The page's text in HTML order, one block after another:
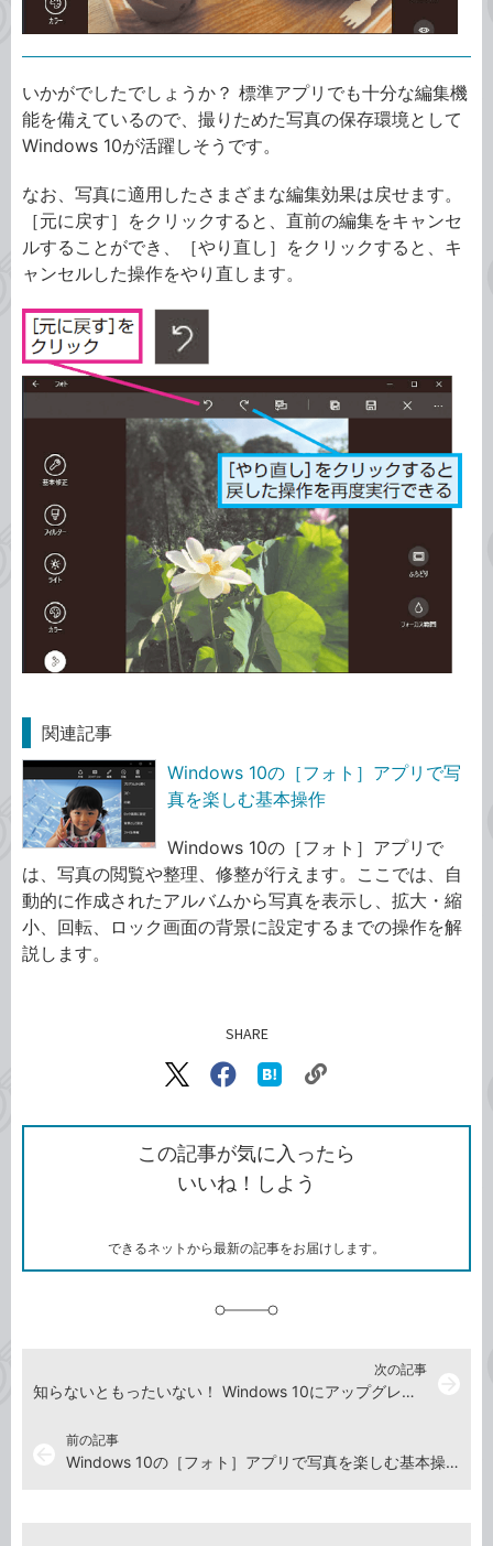
いかがでしたでしょうか？ 標準アプリでも十分な編集機
能を備えているので、撮りためた写真の保存環境として
Windows 10が活躍しそうです。
なお、写真に適用したさまざまな編集効果は戻せます。
［元に戻す］をクリックすると、直前の編集をキャンセ
ルすることができ、［やり直し］をクリックすると、キ
ャンセルした操作をやり直します。
関連記事
Windows 10の［フォト］アプリで写
真を楽しむ基本操作
Windows 10の［フォト］アプリで
は、写真の閲覧や整理、修整が行えます。ここでは、自
動的に作成されたアルバムから写真を表示し、拡大・縮
小、回転、ロック画面の背景に設定するまでの操作を解
説します。
SHARE
X（旧
で
シ
ェ
ア
Facebook
シ
ェ
ア
な
ブ
ッ
ク
ク
ク
を
コ
この記事が気に入ったら
いいね！しよう
できるネットから最新の記事をお届けします。
前の記事
Windows 10の［フォト］アプリで写真を楽しむ基本操作
次の記事
知らないともったいない！ Windows 10にアップグレードしたら試したい5つの新機能